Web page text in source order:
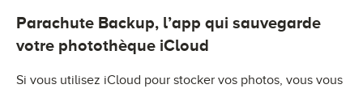
Parachute Backup, l’app qui sauvegarde
votre photothèque iCloud
Si vous utilisez iCloud pour stocker vos photos, vous vous